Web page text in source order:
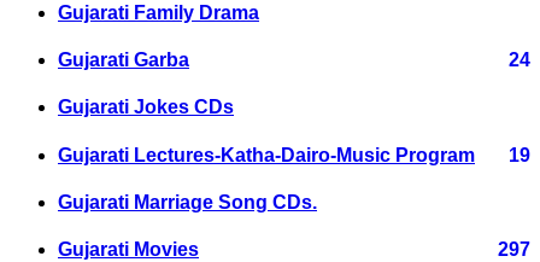
Gujarati Family Drama
Gujarati Garba 24
Gujarati Jokes CDs
Gujarati Lectures-Katha-Dairo-Music Program 19
Gujarati Marriage Song CDs.
Gujarati Movies 297